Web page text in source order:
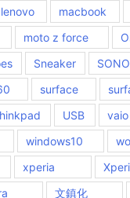
lenovo macbook
moto z force
Sneaker
surface
USB vaio
windows10
xperia
文鎮化